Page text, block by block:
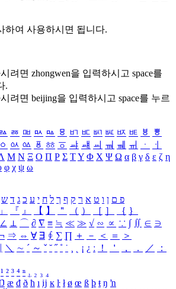
하여 사용하시면 됩니다.
려면 zhongwen을 입력하시고 space를
.
려면 beijing을 입력하시고 space를 누르
ㅬ ㅭ ㅮ ㅯ ㅰ ㅱ ㅲ ㅳ ㅴ ㅵ ㅶ ㅷ ㅸ
ㅹ
ㆁ ㆂ ㆃ ㆄ ㆅ ㆆ ㆇ ㆈ ㆉ ㆊ ㆋ ㆌ ㆍ
ㆎ
Μ Ν Ξ Ο Π Ρ Σ ΤΥ Φ Χ Ψ Ω α β γ δ ε ζ η
φ χ ψ ω
פ ם ן ו ט א ר ק ף ך ל ח י ע כ ג ד ש
」 『 』 【 】 ＂ （ ） ［ ］ ｛ ｝
∠ ⊥ ⌒ ∂ ∇ ≡ ≒ ≪ ≫ √ ∽ ∝ ∵ ∫ ∬ ∈ ∋
⇒ ⇔ ∀ ∃ ∮ ∑ ∏ ＋ － ＜ ＝
＞
＼ ∼ ´ ～ ˇ ˘ ˝ ˚ ˙ ¸ ¡ ¿ ː ！ ＇ ， ． ／
：
¹ ² ³ ⁴ ⁿ ₁ ₂ ₃ ₄
æ đ ð ħ ı ĳ ĸ ŀ ł ø œ ß þ ŧ ŋ ŉ